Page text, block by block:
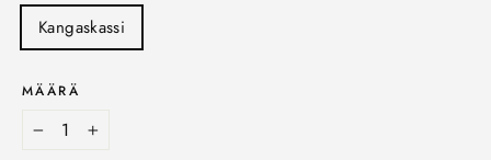
Kangaskassi
MÄÄRÄ
+